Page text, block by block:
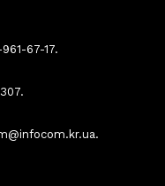
67-17.